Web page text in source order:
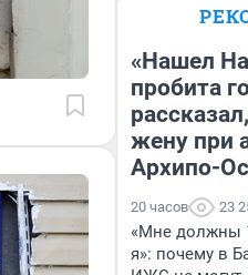
«Нашел
пробита
жену при
Архипо-
20 часов 23
«Мне должны
я»: почему в